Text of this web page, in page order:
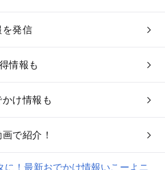
を発信
情報も
け情報も
で紹介！